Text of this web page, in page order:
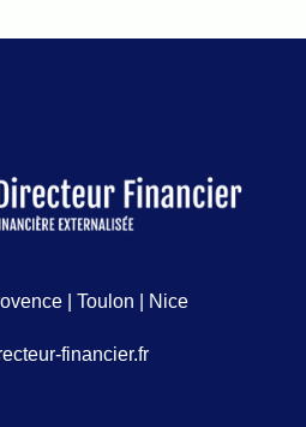
| Toulon | Nice
financier.fr